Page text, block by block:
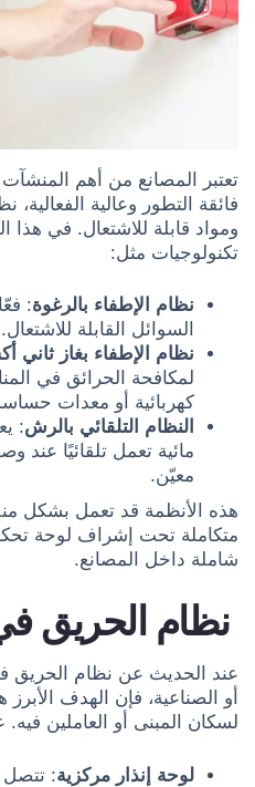
تعتبر المصانع من أهم
فائقة التطور وعالية
ومواد قابلة للاشتعال. في هذا
تكنولوجيات مثل:
نظام الإطفاء بالرغوة:
السوائل القابلة للاشتعال.
نظام الإطفاء بغاز ثاني
لمكافحة الحرائق في
كهربائية أو معدات
النظام التلقائي بالرش:
مائية تعمل تلقائيًا عند
معيّن.
هذه الأنظمة قد تعمل بشكل
متكاملة تحت إشراف لوحة
شاملة داخل المصانع.
نظام الحريق
عند الحديث عن نظام الحريق في
أو الصناعية، فإن الهدف
لسكان المبنى أو العاملين
لوحة إنذار مركزية: